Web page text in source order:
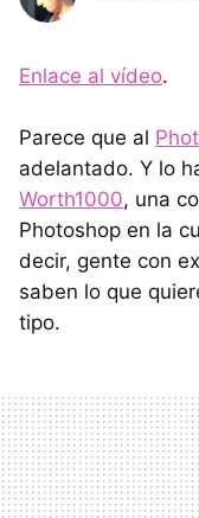
Enlace al vídeo.
Parece que al
adelantado. Y lo
Worth1000, una
Photoshop en la
decir, gente con
saben lo que
tipo.